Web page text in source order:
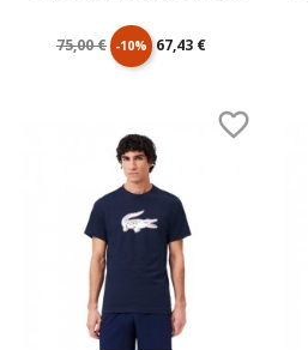
Prix
75,00 € -10% Prix
67,43 €
